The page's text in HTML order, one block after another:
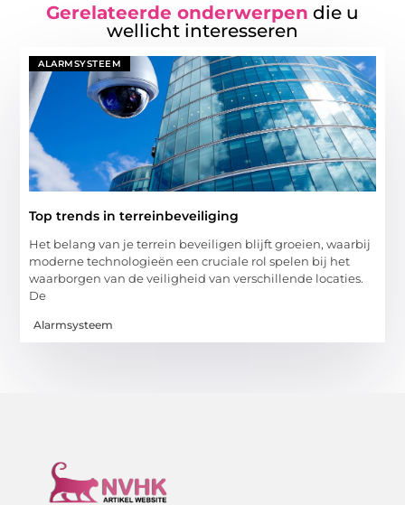
Gerelateerde onderwerpen die u
wellicht interesseren
ALARMSYSTEEM
Top trends in terreinbeveiliging
Het belang van je terrein beveiligen blijft groeien, waarbij
moderne technologieën een cruciale rol spelen bij het
waarborgen van de veiligheid van verschillende locaties.
De
Alarmsysteem